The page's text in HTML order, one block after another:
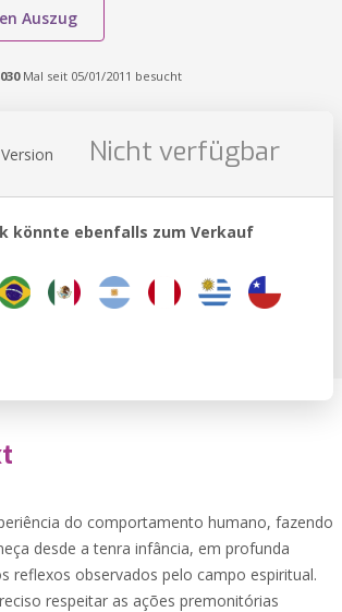
Auszug
Mal seit 05/01/2011 besucht
Nicht verfügbar
könnte ebenfalls zum Verkauf
do comportamento humano, fazendo
desde a tenra infância, em profunda
reflexos observados pelo campo espiritual.
respeitar as ações premonitórias